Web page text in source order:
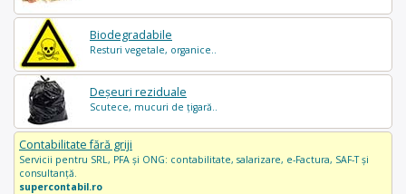
Biodegradabile
Resturi vegetale, organice..
Deșeuri reziduale
Scutece, mucuri de țigară..
Contabilitate fără griji
Servicii pentru SRL, PFA și ONG: contabilitate, salarizare, e-Factura, SAF-T și
consultanță.
supercontabil.ro